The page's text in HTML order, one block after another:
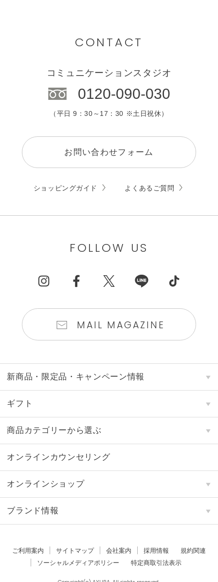
CONTACT
コミュニケーションスタジオ
0120-090-030
（平日 9：30～17：30 ※土日祝休）
お問い合わせフォーム
ショッピングガイド よくあるご質問
FOLLOW US
MAIL MAGAZINE
新商品・限定品・キャンペーン情報
ギフト
商品カテゴリーから選ぶ
オンラインカウンセリング
オンラインショップ
ブランド情報
ご利用案内 サイトマップ 会社案内 採用情報
規約関連
ソーシャルメディアポリシー
特定商取引法表示